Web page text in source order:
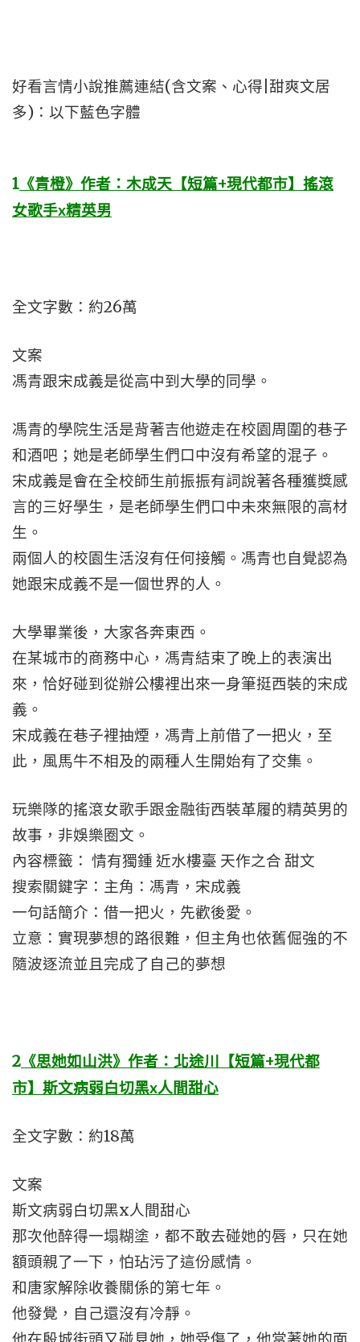
好看言情小說推薦連結(含文案、心得|甜爽文居
多)：以下藍色字體
1 《青橙》作者：木成天【短篇+現代都市】搖滾
女歌手x精英男
全文字數：約26萬
文案
馮青跟宋成義是從高中到大學的同學。
馮青的學院生活是背著吉他遊走在校園周圍的巷子
和酒吧；她是老師學生們口中沒有希望的混子。
宋成義是會在全校師生前振振有詞說著各種獲獎感
言的三好學生，是老師學生們口中未來無限的高材
生。
兩個人的校園生活沒有任何接觸。馮青也自覺認為
她跟宋成義不是一個世界的人。
大學畢業後，大家各奔東西。
在某城市的商務中心，馮青結束了晚上的表演出
來，恰好碰到從辦公樓裡出來一身筆挺西裝的宋成
義。
宋成義在巷子裡抽煙，馮青上前借了一把火，至
此，風馬牛不相及的兩種人生開始有了交集。
玩樂隊的搖滾女歌手跟金融街西裝革履的精英男的
故事，非娛樂圈文。
內容標籤： 情有獨鍾 近水樓臺 天作之合 甜文
搜索關鍵字：主角：馮青，宋成義
一句話簡介：借一把火，先歡後愛。
立意：實現夢想的路很難，但主角也依舊倔強的不
隨波逐流並且完成了自己的夢想
2 《思她如山洪》​​​​作者：北途川【短篇+現代都
市】斯文病弱白切黑x人間甜心
全文字數：約18萬
文案
斯文病弱白切黑x人間甜心
那次他醉得一塌糊塗，都不敢去碰她的唇，只在她
額頭親了一下，怕玷污了這份感情。
和唐家解除收養關係的第七年。
他發覺，自己還沒有冷靜。